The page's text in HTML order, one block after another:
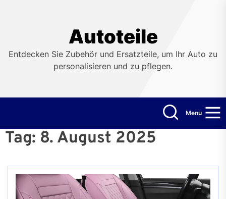
Autoteile
Entdecken Sie Zubehör und Ersatzteile, um Ihr Auto zu
personalisieren und zu pflegen.
Menu
Tag: 8. August 2025